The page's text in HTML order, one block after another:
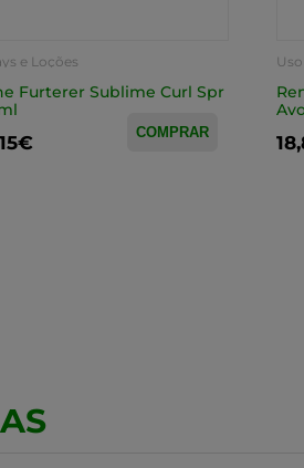
e Loções
Furterer Sublime Curl Spr
COMPRAR